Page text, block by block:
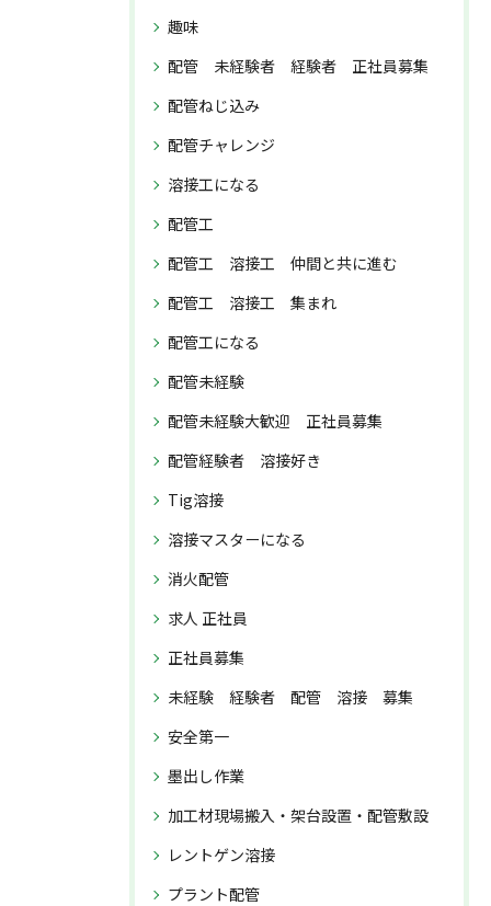
趣味
配管 未経験者 経験者 正社員募集
配管ねじ込み
配管チャレンジ
溶接工になる
配管工
配管工 溶接工 仲間と共に進む
配管工 溶接工 集まれ
配管工になる
配管未経験
配管未経験大歓迎 正社員募集
配管経験者 溶接好き
Tig溶接
溶接マスターになる
消火配管
求人 正社員
正社員募集
未経験 経験者 配管 溶接 募集
安全第一
墨出し作業
加工材現場搬入・架台設置・配管敷設
レントゲン溶接
プラント配管